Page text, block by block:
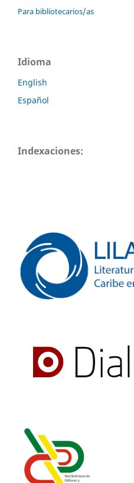
Para bibliotecarios/as
Idioma
English
Español
Indexaciones: